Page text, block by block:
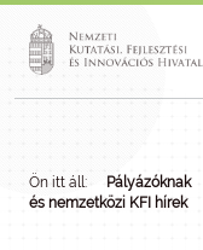
Ön itt áll: Pályázóknak
és nemzetközi KFI hírek